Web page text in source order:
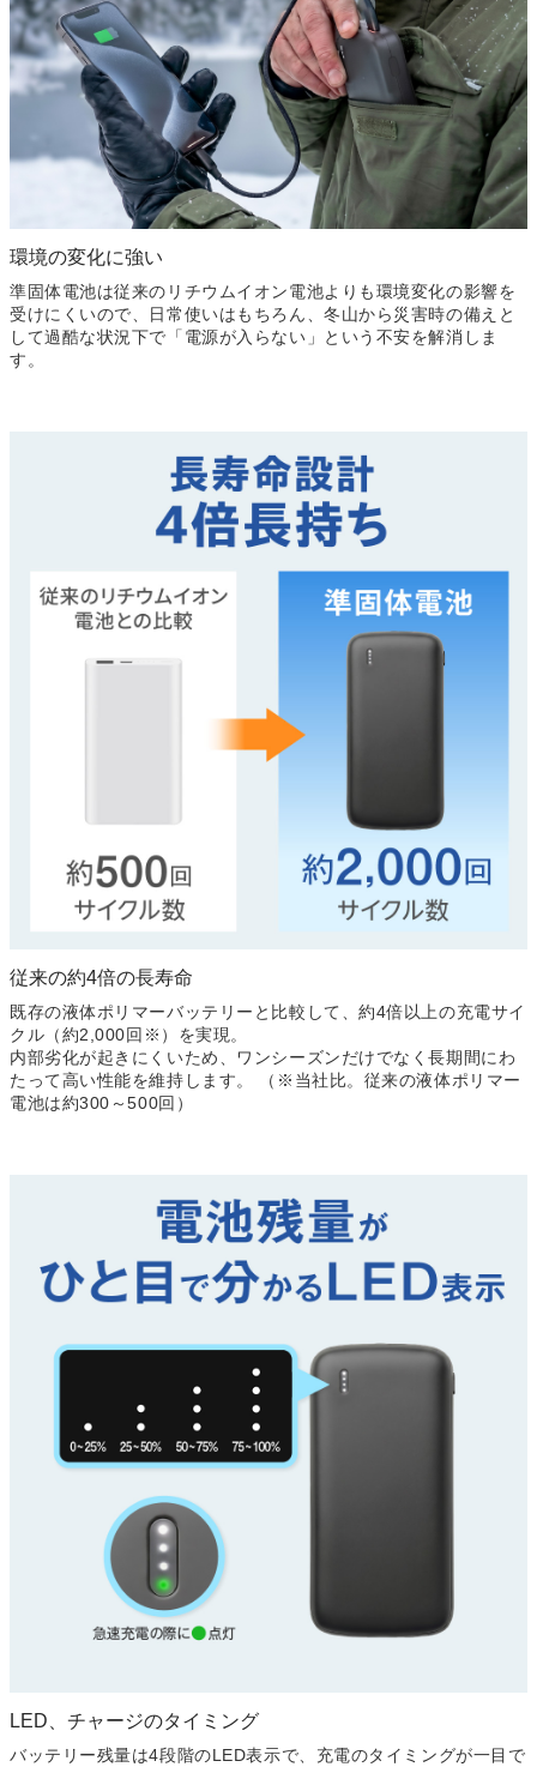
環境の変化に強い
準固体電池は従来のリチウムイオン電池よりも環境変化の影響を
受けにくいので、日常使いはもちろん、冬山から災害時の備えと
して過酷な状況下で「電源が入らない」という不安を解消しま
す。
従来の約4倍の長寿命
既存の液体ポリマーバッテリーと比較して、約4倍以上の充電サイ
クル（約2,000回※）を実現。
内部劣化が起きにくいため、ワンシーズンだけでなく長期間にわ
たって高い性能を維持します。 （※当社比。従来の液体ポリマー
電池は約300～500回）
LED、チャージのタイミング
バッテリー残量は4段階のLED表示で、充電のタイミングが一目で